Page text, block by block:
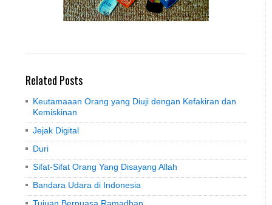
Related Posts
Keutamaaan Orang yang Diuji dengan Kefakiran dan
Kemiskinan
Jejak Digital
Duri
Sifat-Sifat Orang Yang Disayang Allah
Bandara Udara di Indonesia